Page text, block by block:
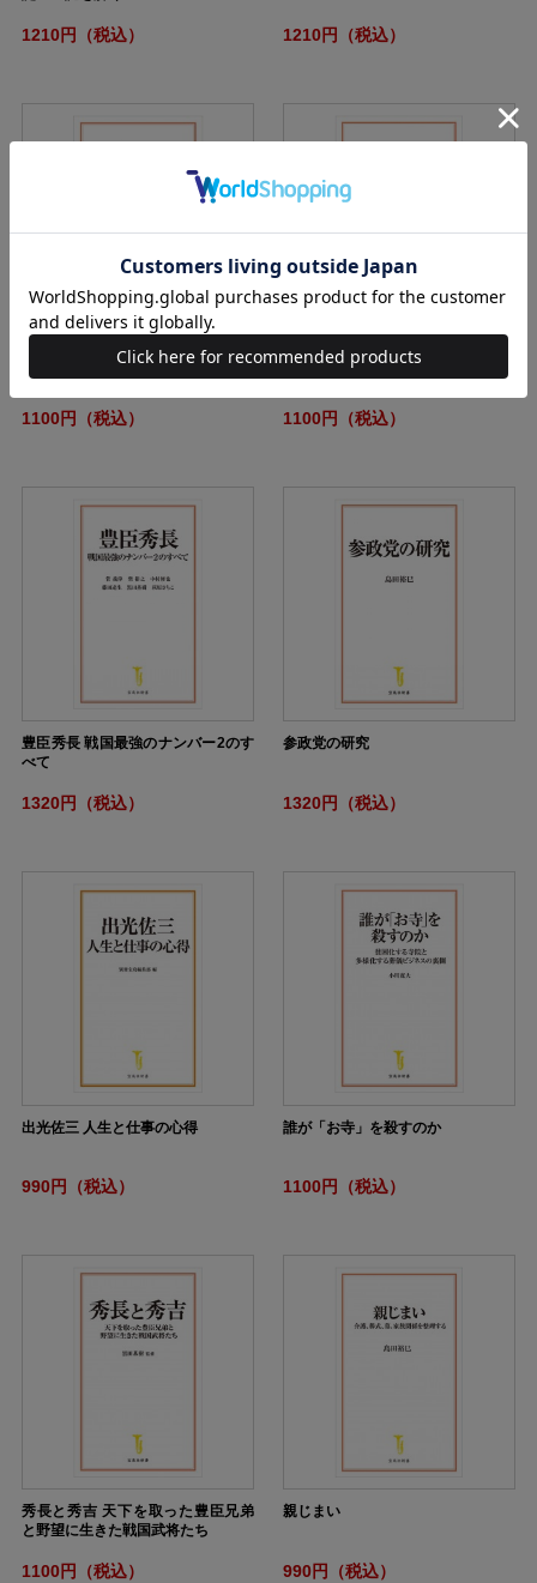
1210円（税込） 1210円（税込）
日本初の女性宰相 高市早苗研究
1100円（税込）
血液型でわかる病気とケガのリスク
1100円（税込）
豊臣秀長 戦国最強のナンバー2のす
べて
1320円（税込）
参政党の研究
1320円（税込）
出光佐三 人生と仕事の心得
990円（税込）
誰が「お寺」を殺すのか
1100円（税込）
秀長と秀吉 天下を取った豊臣兄弟
と野望に生きた戦国武将たち
1100円（税込）
親じまい
990円（税込）